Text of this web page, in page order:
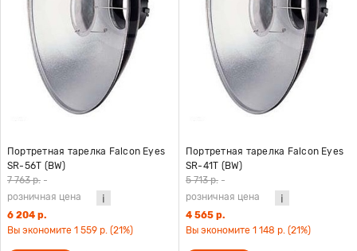
Портретная тарелка Falcon Eyes
SR-56T (BW)
7 763 р. -
розничная цена
6 204 р.
Вы экономите 1 559 р. (21%)
Портретная тарелка Falcon Eyes
SR-41T (BW)
5 713 р. -
розничная цена
4 565 р.
Вы экономите 1 148 р. (21%)